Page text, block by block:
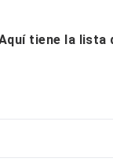
tiene la lista